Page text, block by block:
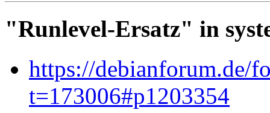
"Runlevel-Ersatz" in
https://debianforum.de/
t=173006#p1203354